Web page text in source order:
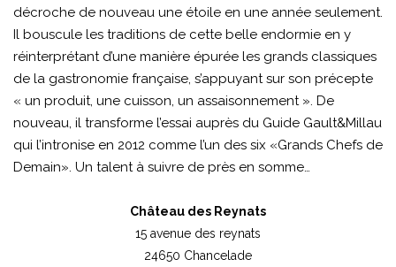
décroche de nouveau une étoile en une année seulement.
Il bouscule les traditions de cette belle endormie en y
réinterprétant d’une manière épurée les grands classiques
de la gastronomie française, s’appuyant sur son précepte
« un produit, une cuisson, un assaisonnement ». De
nouveau, il transforme l’essai auprès du Guide Gault&Millau
qui l’intronise en 2012 comme l’un des six «Grands Chefs de
Demain». Un talent à suivre de près en somme…
Château des Reynats
15 avenue des reynats
24650 Chancelade